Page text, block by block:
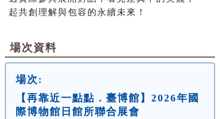
起共創理解與包容的永續未來！
場次資料
場次:
【再靠近一點點．臺博館】2026年國
際博物館日館所聯合展會